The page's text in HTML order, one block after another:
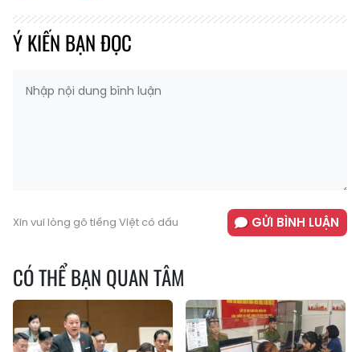
Ý KIẾN BẠN ĐỌC
Xin vui lòng gõ tiếng Việt có dấu GỬI BÌNH LUẬN
CÓ THỂ BẠN QUAN TÂM